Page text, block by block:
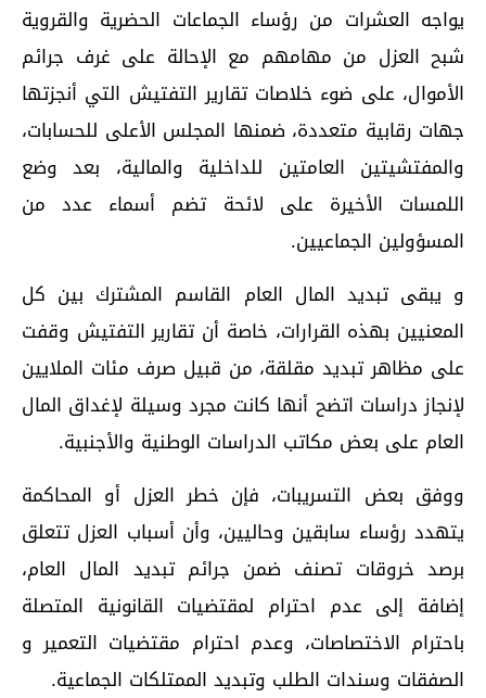
يواجه العشرات من رؤساء الجماعات الحضرية والقروية
شبح العزل من مهامهم مع الإحالة على غرف جرائم
الأموال، على ضوء خلاصات تقارير التفتيش التي أنجزتها
جهات رقابية متعددة، ضمنها المجلس الأعلى للحسابات،
والمفتشيتين العامتين للداخلية والمالية، بعد وضع
اللمسات الأخيرة على لائحة تضم أسماء عدد من
المسؤولين الجماعيين.
و يبقى تبديد المال العام القاسم المشترك بين كل
المعنيين بهذه القرارات، خاصة أن تقارير التفتيش وقفت
على مظاهر تبديد مقلقة، من قبيل صرف مئات الملايين
لإنجاز دراسات اتضح أنها كانت مجرد وسيلة لإغداق المال
العام على بعض مكاتب الدراسات الوطنية والأجنبية.
ووفق بعض التسريبات، فإن خطر العزل أو المحاكمة
يتهدد رؤساء سابقين وحاليين، وأن أسباب العزل تتعلق
برصد خروقات تصنف ضمن جرائم تبديد المال العام،
إضافة إلى عدم احترام لمقتضيات القانونية المتصلة
باحترام الاختصاصات، وعدم احترام مقتضيات التعمير و
الصفقات وسندات الطلب وتبديد الممتلكات الجماعية.